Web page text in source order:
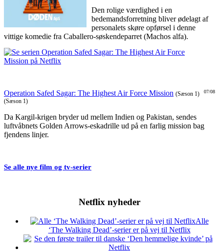
Den rolige værdighed i en
bedemandsforretning bliver ødelagt af
personalets skøre opførsel i denne
vittige komedie fra Caballero-søskendeparret (Machos alfa).
07/08
Operation Safed Sagar: The Highest Air Force Mission (Sæson 1)
(Sæson 1)
Da Kargil-krigen bryder ud mellem Indien og Pakistan, sendes
luftvåbnets Golden Arrows-eskadrille ud på en farlig mission bag
fjendens linjer.
Se alle nye film og tv-serier
Netflix nyheder
Alle
‘The Walking Dead’-serier er på vej til Netflix